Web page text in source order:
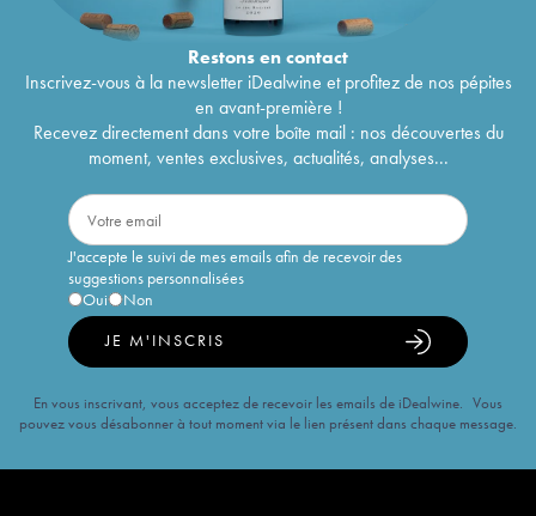
Restons encontact
Inscrivez-vous à la newsletter iDealwine et profitez de nos pépites
en avant-première !
Recevez directement dans votre boîte mail : nos découvertes du
moment, ventes exclusives, actualités, analyses...
J'accepte le suivi de mes emails afin de recevoir des
suggestions personnalisées
Oui
Non
JE M'INSCRIS
En vous inscrivant, vous acceptez de recevoir les emails de iDealwine. Vous
pouvez vous désabonner à tout moment via le lien présent dans chaque message.